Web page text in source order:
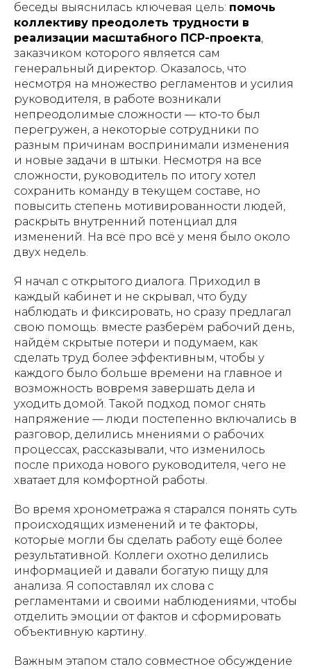
беседы выяснилась ключевая цель: помочь
коллективу преодолеть трудности в
реализации масштабного ПСР-проекта,
заказчиком которого является сам
генеральный директор. Оказалось, что
несмотря на множество регламентов и усилия
руководителя, в работе возникали
непреодолимые сложности — кто-то был
перегружен, а некоторые сотрудники по
разным причинам воспринимали изменения
и новые задачи в штыки. Несмотря на все
сложности, руководитель по итогу хотел
сохранить команду в текущем составе, но
повысить степень мотивированности людей,
раскрыть внутренний потенциал для
изменений. На всё про всё у меня было около
двух недель.
Я начал с открытого диалога. Приходил в
каждый кабинет и не скрывал, что буду
наблюдать и фиксировать, но сразу предлагал
свою помощь: вместе разберём рабочий день,
найдём скрытые потери и подумаем, как
сделать труд более эффективным, чтобы у
каждого было больше времени на главное и
возможность вовремя завершать дела и
уходить домой. Такой подход помог снять
напряжение — люди постепенно включались в
разговор, делились мнениями о рабочих
процессах, рассказывали, что изменилось
после прихода нового руководителя, чего не
хватает для комфортной работы.
Во время хронометража я старался понять суть
происходящих изменений и те факторы,
которые могли бы сделать работу ещё более
результативной. Коллеги охотно делились
информацией и давали богатую пищу для
анализа. Я сопоставлял их слова с
регламентами и своими наблюдениями, чтобы
отделить эмоции от фактов и сформировать
объективную картину.
Важным этапом стало совместное обсуждение